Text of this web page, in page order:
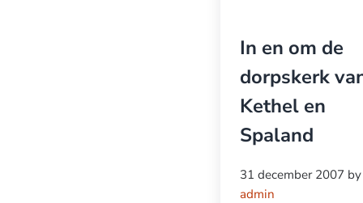
In en om de
dorpskerk
Kethel en
Spaland
31 december 2007 by
admin